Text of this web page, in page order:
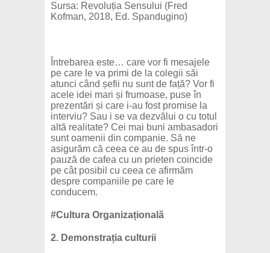
Sursa: Revoluția Sensului (Fred
Kofman, 2018, Ed. Spandugino)
Întrebarea este… care vor fi mesajele
pe care le va primi de la colegii săi
atunci când șefii nu sunt de față? Vor fi
acele idei mari și frumoase, puse în
prezentări și care i-au fost promise la
interviu? Sau i se va dezvălui o cu totul
altă realitate? Cei mai buni ambasadori
sunt oamenii din companie. Să ne
asigurăm că ceea ce au de spus într-o
pauză de cafea cu un prieten coincide
pe cât posibil cu ceea ce afirmăm
despre companiile pe care le
conducem.
#Cultura Organizațională
2. Demonstrația culturii